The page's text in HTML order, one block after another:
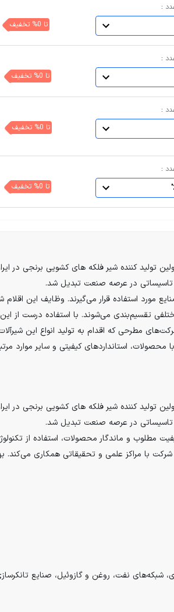
:
تا 0% تخفیف
:
تا 0% تخفیف
:
تا 0% تخفیف
:
تا 0% تخفیف
صنعتی کیز ایران، فعالیت خود را در سال 1363 به عنوان اولین تولید
تاسیساتی در عرصه صنعت تبدیل شد.
مورد استفاده قرار می‌گیرند. وظایف این
تقسیم‌بندی می‌شوند. با استفاده درست از
مطرحی که اقدام به تولید انواع این
محصولات، استانداردهای کیفیتی و سایر موارد
صنعتی کیز ایران، فعالیت خود را در سال 1363 به عنوان اولین تولید
تاسیساتی در عرصه صنعت تبدیل شد.
مطلوب و ماندگار محصولات، استفاده از
با مراکز علمی و تحقیقاتی همکاری می‌کند.
شبکه‌های نفت، روغن و گازوئیل، صنایع